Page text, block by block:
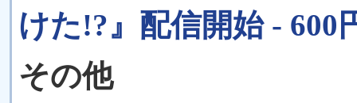
けた!?』配信開始 - 600
その他